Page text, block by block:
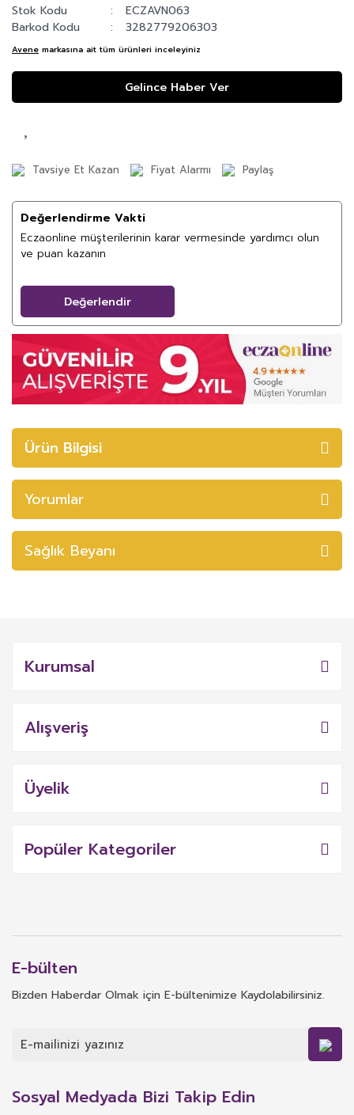
Stok Kodu
ECZAVN063
Barkod Kodu
3282779206303
Avene markasına ait tüm ürünleri inceleyiniz
Gelince Haber Ver
Tavsiye Et Kazan Fiyat Alarmı Paylaş
Değerlendirme Vakti
Eczaonline müşterilerinin karar vermesinde yardımcı olun
ve puan kazanın
Değerlendir
Ürün Bilgisi
Yorumlar
Sağlık Beyanı
Kurumsal
Alışveriş
Üyelik
Popüler Kategoriler
E-bülten
Bizden Haberdar Olmak için E-bültenimize Kaydolabilirsiniz.
Sosyal Medyada Bizi Takip Edin